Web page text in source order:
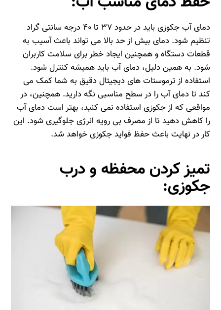
دمای آب جکوزی باید در حدود ۳۷ تا ۴۰ درجه سانتی‌ گراد
تنظیم شود. دمای بیش از حد بالا می‌ تواند باعث آسیب به
قطعات دستگاه و همچنین ایجاد خطر برای سلامت کاربران
شود. به همین دلیل، دمای آب باید همیشه کنترل شود.
استفاده از ترموستات‌ های دیجیتال دقیق به شما کمک می‌
کند تا دمای آب را در سطح مناسبی نگه دارید. همچنین، در
مواقعی که از جکوزی استفاده نمی‌ کنید، بهتر است دمای آب
را کاهش دهید تا از مصرف بی‌ رویه انرژی جلوگیری شود. این
کار در نهایت باعث حفظ فواید جکوزی خواهد شد.
تمیز کردن محفظه و درب
جکوزی: